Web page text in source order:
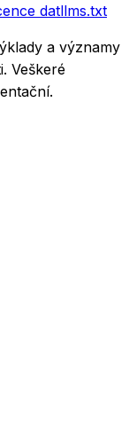
datllms.txt
a významy
Veškeré